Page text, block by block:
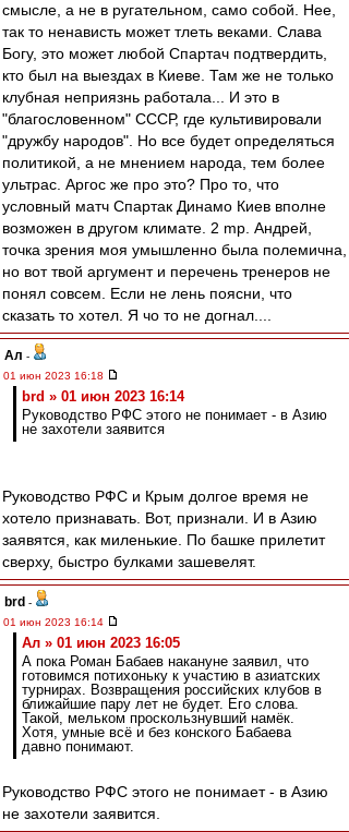
смысле, а не в ругательном, само собой. Нее,
так то ненависть может тлеть веками. Слава
Богу, это может любой Спартач подтвердить,
кто был на выездах в Киеве. Там же не только
клубная неприязнь работала... И это в
"благословенном" СССР, где культивировали
"дружбу народов". Но все будет определяться
политикой, а не мнением народа, тем более
ультрас. Аргос же про это? Про то, что
условный матч Спартак Динамо Киев вполне
возможен в другом климате. 2 mp. Андрей,
точка зрения моя умышленно была полемична,
но вот твой аргумент и перечень тренеров не
понял совсем. Если не лень поясни, что
сказать то хотел. Я чо то не догнал....
Ал -
01 июн 2023 16:18
brd » 01 июн 2023 16:14
Руководство РФС этого не понимает - в Азию
не захотели заявится
Руководство РФС и Крым долгое время не
хотело признавать. Вот, признали. И в Азию
заявятся, как миленькие. По башке прилетит
сверху, быстро булками зашевелят.
brd -
01 июн 2023 16:14
Ал » 01 июн 2023 16:05
А пока Роман Бабаев накануне заявил, что
готовимся потихоньку к участию в азиатских
турнирах. Возвращения российских клубов в
ближайшие пару лет не будет. Его слова.
Такой, мельком проскользнувший намёк.
Хотя, умные всё и без конского Бабаева
давно понимают.
Руководство РФС этого не понимает - в Азию
не захотели заявится.